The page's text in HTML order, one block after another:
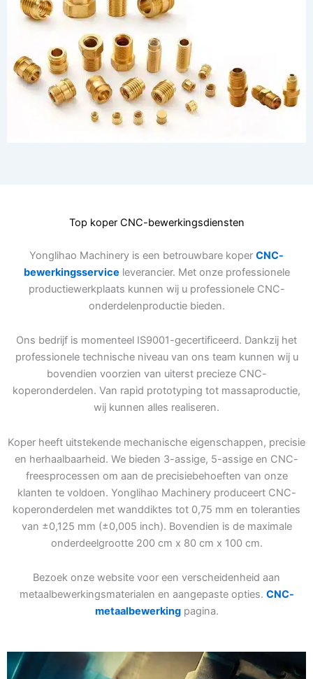
Top koper CNC-bewerkingsdiensten
Yonglihao Machinery is een betrouwbare koper CNC-
bewerkingsservice leverancier. Met onze professionele
productiewerkplaats kunnen wij u professionele CNC-
onderdelenproductie bieden.
Ons bedrijf is momenteel IS9001-gecertificeerd. Dankzij het
professionele technische niveau van ons team kunnen wij u
bovendien voorzien van uiterst precieze CNC-
koperonderdelen. Van rapid prototyping tot massaproductie,
wij kunnen alles realiseren.
Koper heeft uitstekende mechanische eigenschappen, precisie
en herhaalbaarheid. We bieden 3-assige, 5-assige en CNC-
freesprocessen om aan de precisiebehoeften van onze
klanten te voldoen. Yonglihao Machinery produceert CNC-
koperonderdelen met wanddiktes tot 0,75 mm en toleranties
van ±0,125 mm (±0,005 inch). Bovendien is de maximale
onderdeelgrootte 200 cm x 80 cm x 100 cm.
Bezoek onze website voor een verscheidenheid aan
metaalbewerkingsmaterialen en aangepaste opties. CNC-
metaalbewerkingpagina.